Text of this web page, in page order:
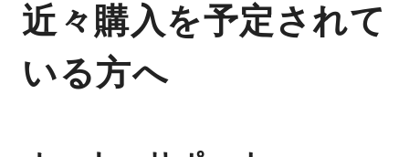
近々購入を予定されて
いる方へ